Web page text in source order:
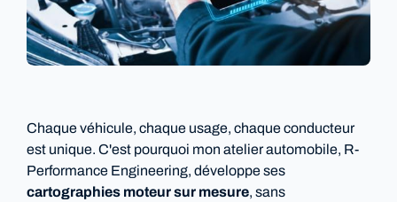
Chaque véhicule, chaque usage, chaque conducteur
est unique. C'est pourquoi mon atelier automobile, R-
Performance Engineering, développe ses
cartographies moteur sur mesure, sans